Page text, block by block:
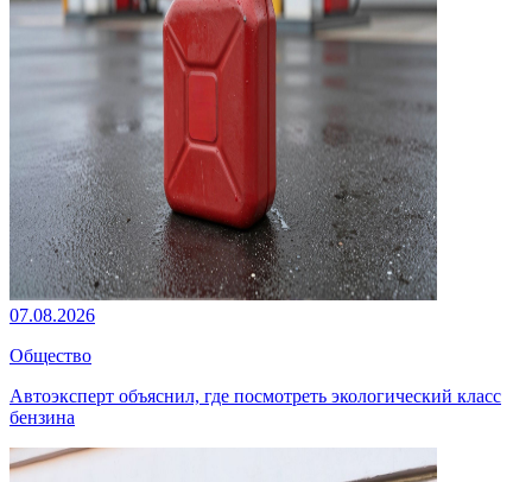
07.08.2026
Общество
Автоэксперт объяснил, где посмотреть экологический класс
бензина